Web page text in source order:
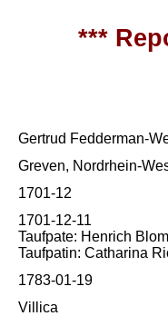
***
Gertrud Fedderman-
Greven, Nordrhein-
1701-12
1701-12-11
Taufpate: Henrich
Taufpatin: Catharina
1783-01-19
Villica